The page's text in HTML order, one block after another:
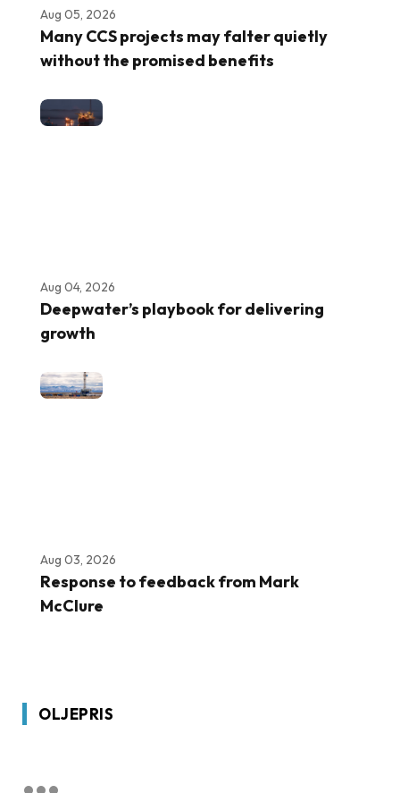
Aug 05, 2026
Many CCS projects may falter quietly
without the promised benefits
Aug 04, 2026
Deepwater’s playbook for delivering
growth
Aug 03, 2026
Response to feedback from Mark
McClure
OLJEPRIS